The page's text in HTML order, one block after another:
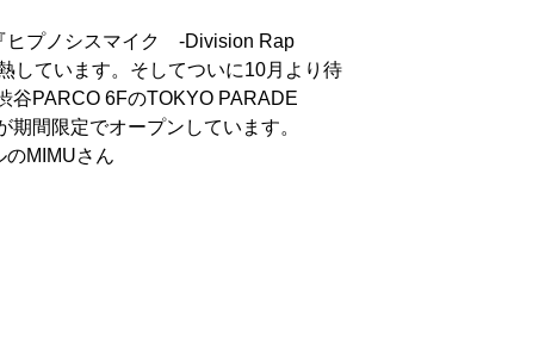
ヒプノシスマイク -Division Rap
しています。そしてついに10月より待
谷PARCO 6FのTOKYO PARADE
間限定でオープンしています。
MIMUさん